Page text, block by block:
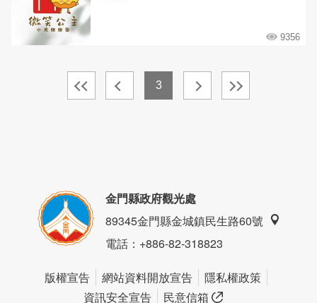
9356
3
金門縣政府觀光處
89345金門縣金城鎮民生路60號
電話：+886-82-318823
版權宣告 網站資料開放宣告
隱私權政策
資訊安全宣告
民意信箱